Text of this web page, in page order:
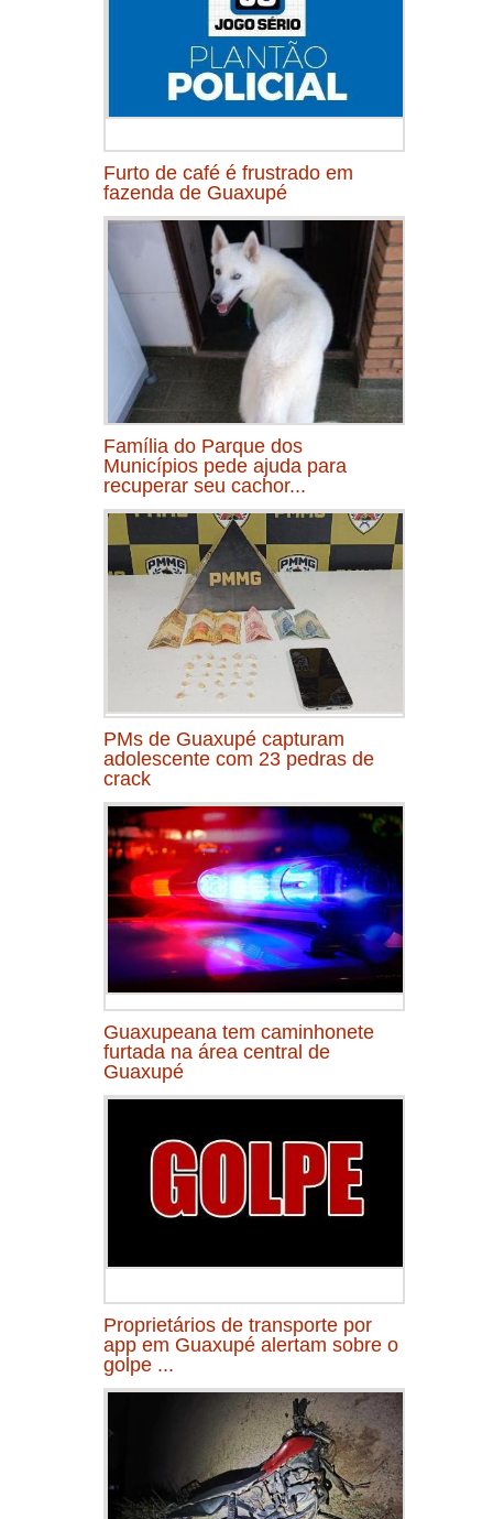
Furto de café é frustrado em
fazenda de Guaxupé
Família do Parque dos
Municípios pede ajuda para
recuperar seu cachor...
PMs de Guaxupé capturam
adolescente com 23 pedras de
crack
Guaxupeana tem caminhonete
furtada na área central de
Guaxupé
Proprietários de transporte por
app em Guaxupé alertam sobre o
golpe ...